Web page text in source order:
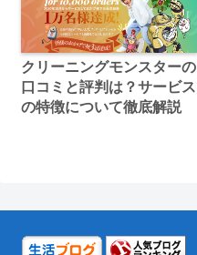
クリーニングモンスターの
口コミと評判は？サービス
の特徴について徹底解説